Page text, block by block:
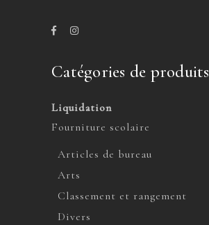
Catégories de produits
Liquidation
Fourniture scolaire
Articles de bureau
Arts
Classement et rangement
Divers